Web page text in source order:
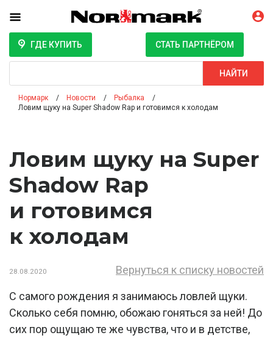
ГДЕ КУПИТЬ СТАТЬ ПАРТНЁРОМ
НАЙТИ
Нормарк Новости
Рыбалка
Ловим щуку на Super Shadow Rap и готовимся к холодам
Ловим щуку на Super
Shadow Rap
и готовимся
к холодам
28.08.2020 Вернуться к списку новостей
С самого рождения я занимаюсь ловлей щуки.
Сколько себя помню, обожаю гоняться за ней! До
сих пор ощущаю те же чувства, что и в детстве,